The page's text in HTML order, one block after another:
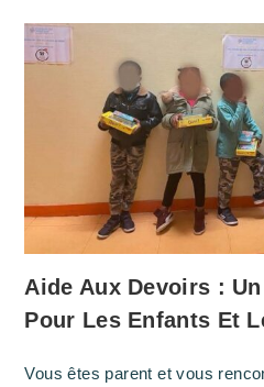
Aide Aux Devoirs :
Pour Les Enfants Et
Vous êtes parent et vous